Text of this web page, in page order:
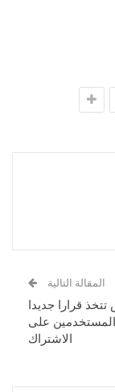
المقالة التالية
تتخذ قرارا جديدا
على
الاشتراك